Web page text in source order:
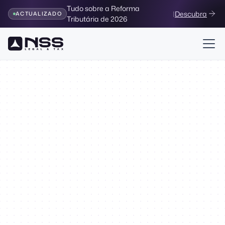
ACTUALIZADO
Tudo sobre a Reforma
Tributária de 2026
|Descubra